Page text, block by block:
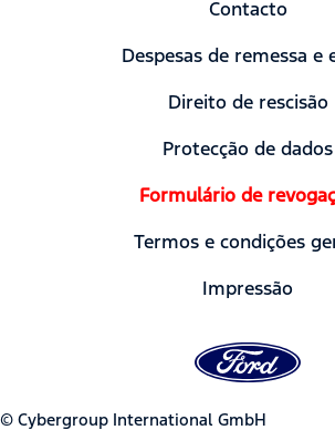
Contacto
Despesas de remessa e
Direito de rescisão
Protecção de dados
Formulário de
Termos e condições
Impressão
© Cybergroup International GmbH